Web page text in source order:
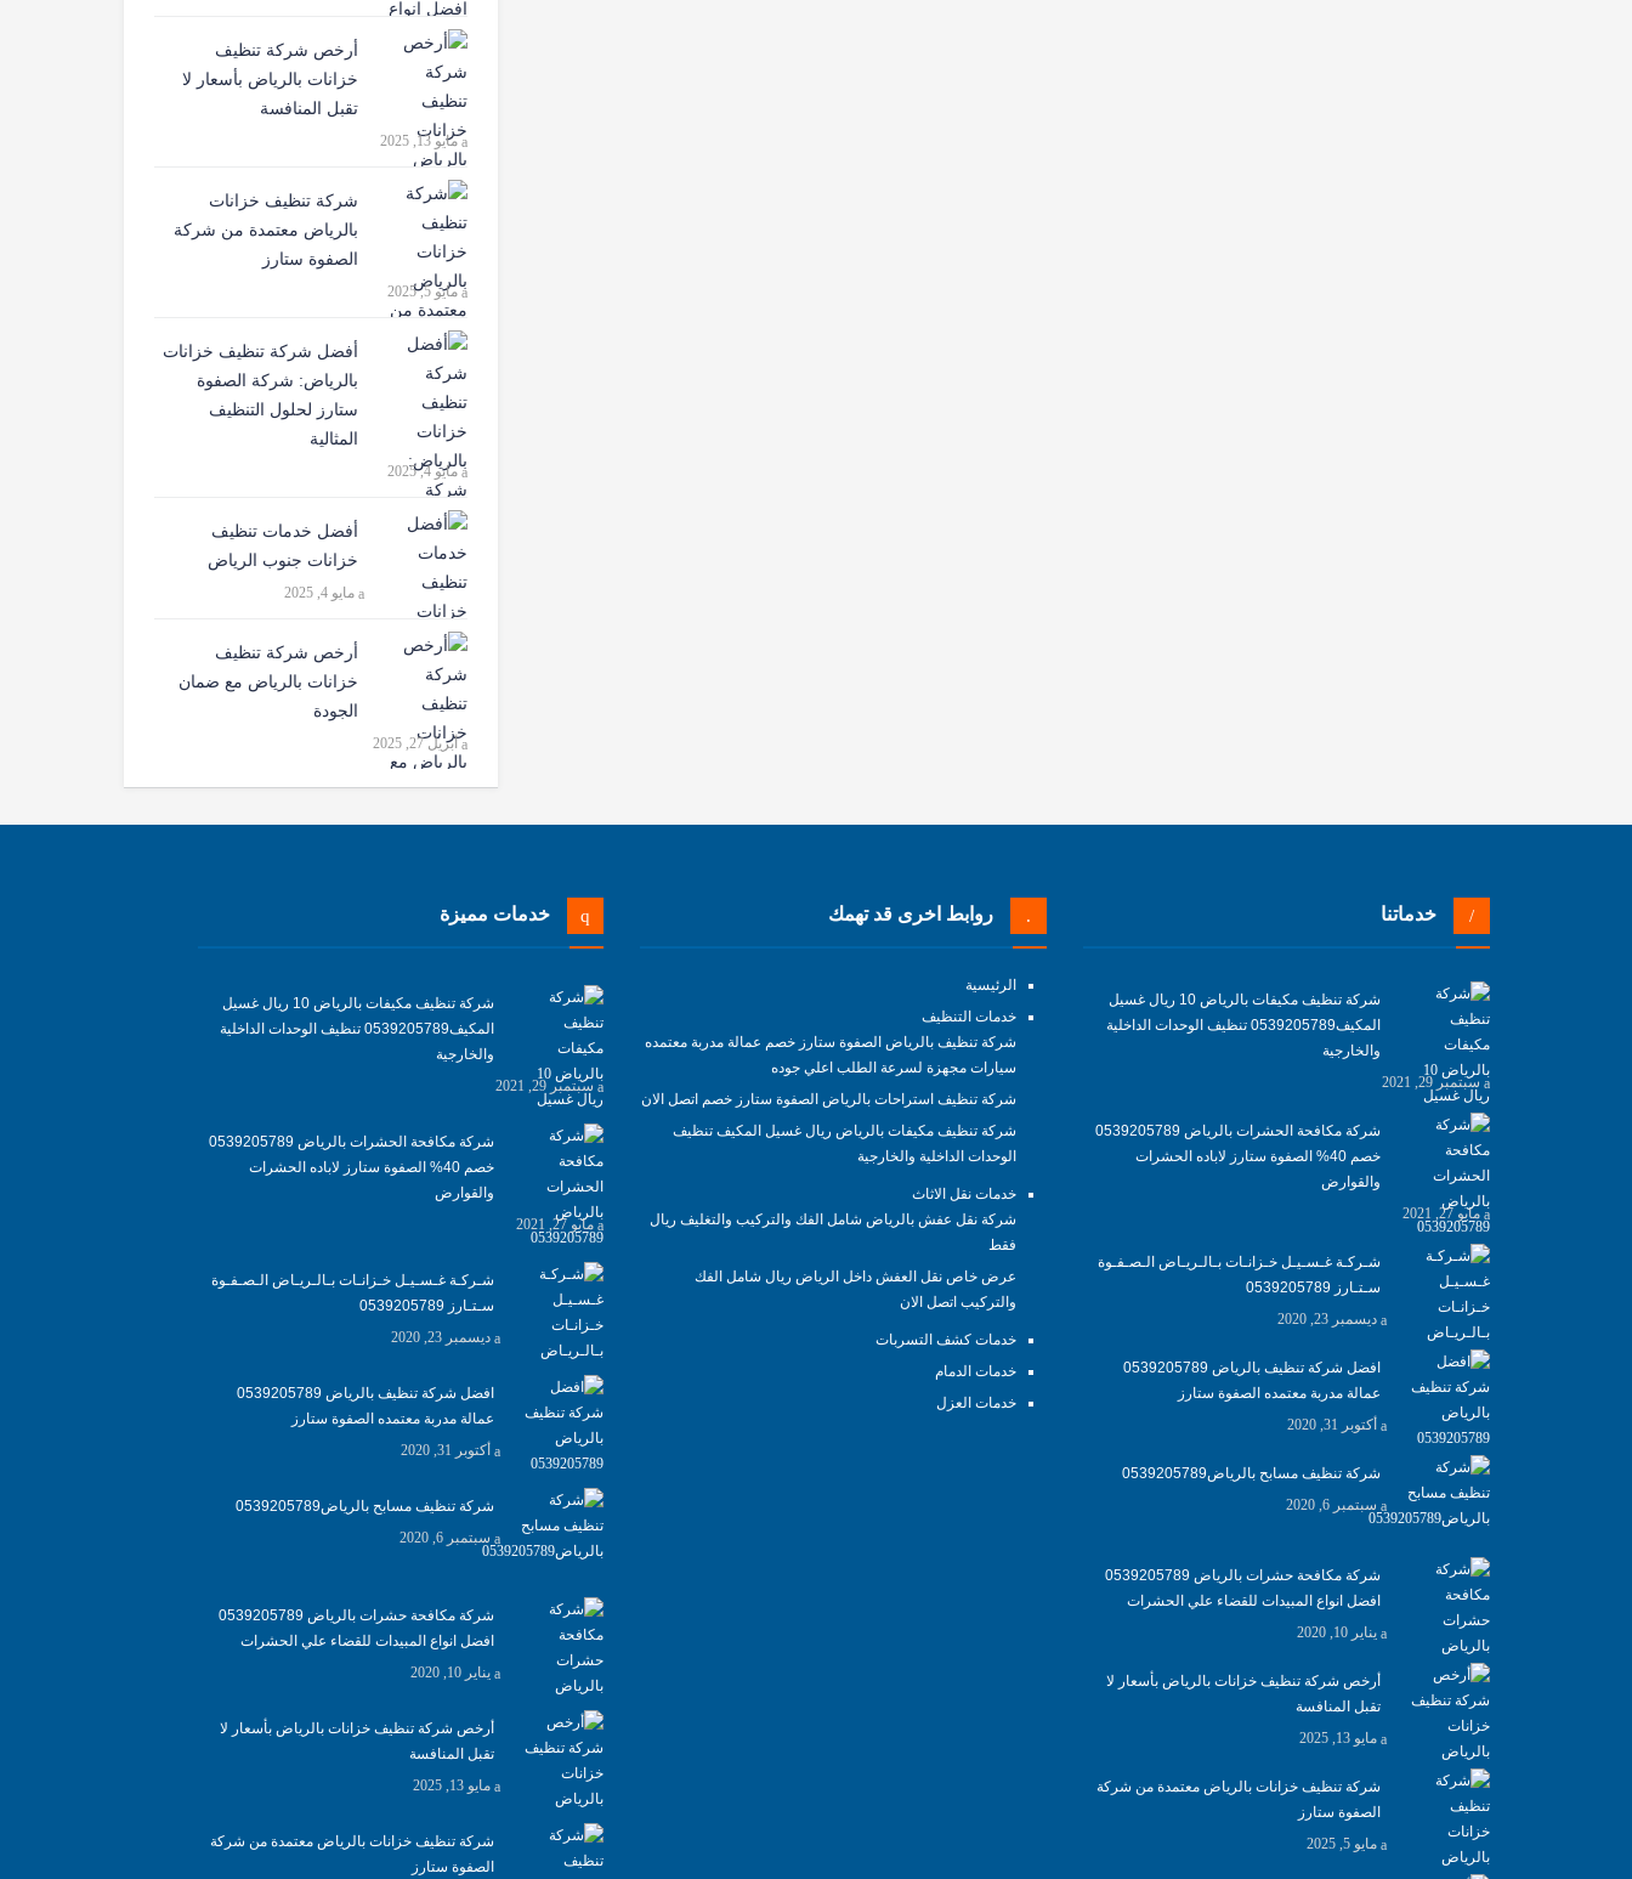
أرخص شركة تنظيف
خزانات بالرياض بأسعار لا
تقبل المنافسة
مايو 13, 2025
شركة تنظيف خزانات
بالرياض معتمدة من شركة
الصفوة ستارز
مايو 5, 2025
أفضل شركة تنظيف خزانات
بالرياض: شركة الصفوة
ستارز لحلول التنظيف
المثالية
مايو 4, 2025
أفضل خدمات تنظيف
خزانات جنوب الرياض
مايو 4, 2025
أرخص شركة تنظيف
خزانات بالرياض مع ضمان
الجودة
أبريل 27, 2025
خدماتنا
شركة تنظيف مكيفات بالرياض 10 ريال غسيل
المكيف0539205789 تنظيف الوحدات الداخلية
والخارجية
سبتمبر 29, 2021
شركة مكافحة الحشرات بالرياض 0539205789
خصم 40% الصفوة ستارز لاباده الحشرات
والقوارض
مايو 27, 2021
شـركـة غـسـيـل خـزانـات بـالـريـاض الـصـفـوة
سـتـارز 0539205789
ديسمبر 23, 2020
افضل شركة تنظيف بالرياض 0539205789
عمالة مدربة معتمده الصفوة ستارز
أكتوبر 31, 2020
شركة تنظيف مسابح بالرياض0539205789
سبتمبر 6, 2020
شركة مكافحة حشرات بالرياض 0539205789
افضل انواع المبيدات للقضاء علي الحشرات
يناير 10, 2020
أرخص شركة تنظيف خزانات بالرياض بأسعار لا
تقبل المنافسة
مايو 13, 2025
شركة تنظيف خزانات بالرياض معتمدة من شركة
الصفوة ستارز
مايو 5, 2025
روابط اخرى قد تهمك
الرئيسية
خدمات التنظيف
شركة تنظيف بالرياض الصفوة ستارز خصم عمالة مدربة معتمده
سيارات مجهزة لسرعة الطلب اعلي جوده
شركة تنظيف استراحات بالرياض الصفوة ستارز خصم اتصل الان
شركة تنظيف مكيفات بالرياض ريال غسيل المكيف تنظيف
الوحدات الداخلية والخارجية
خدمات نقل الاثاث
شركة نقل عفش بالرياض شامل الفك والتركيب والتغليف ريال
فقط
عرض خاص نقل العفش داخل الرياض ريال شامل الفك
والتركيب اتصل الان
خدمات كشف التسربات
خدمات الدمام
خدمات العزل
خدمات مميزة
شركة تنظيف مكيفات بالرياض 10 ريال غسيل
المكيف0539205789 تنظيف الوحدات الداخلية
والخارجية
سبتمبر 29, 2021
شركة مكافحة الحشرات بالرياض 0539205789
خصم 40% الصفوة ستارز لاباده الحشرات
والقوارض
مايو 27, 2021
شـركـة غـسـيـل خـزانـات بـالـريـاض الـصـفـوة
سـتـارز 0539205789
ديسمبر 23, 2020
افضل شركة تنظيف بالرياض 0539205789
عمالة مدربة معتمده الصفوة ستارز
أكتوبر 31, 2020
شركة تنظيف مسابح بالرياض0539205789
سبتمبر 6, 2020
شركة مكافحة حشرات بالرياض 0539205789
افضل انواع المبيدات للقضاء علي الحشرات
يناير 10, 2020
أرخص شركة تنظيف خزانات بالرياض بأسعار لا
تقبل المنافسة
مايو 13, 2025
شركة تنظيف خزانات بالرياض معتمدة من شركة
الصفوة ستارز